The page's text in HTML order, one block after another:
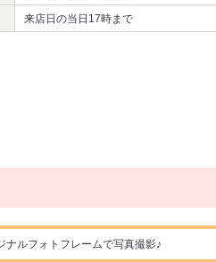
来店日の当日17時まで
ナルフォトフレームで写真撮影♪